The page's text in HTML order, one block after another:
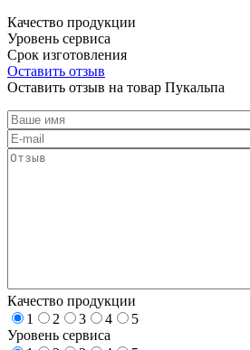
Качество продукции
Уровень сервиса
Срок изготовления
Оставить отзыв
Оставить отзыв на товар Пукальпа
Качество продукции
1
2 3 4
5
Уровень сервиса